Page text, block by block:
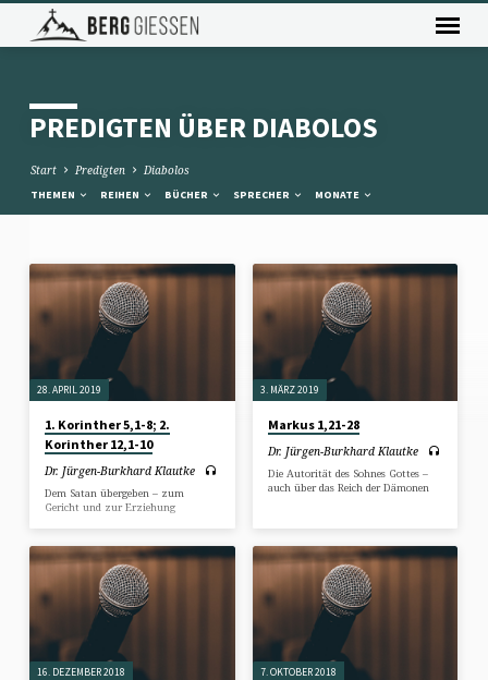
PREDIGTEN ÜBER DIABOLOS
Start Predigten Diabolos
THEMEN REIHEN BÜCHER SPRECHER MONATE
PREDIGTEN
ÜBER
DIABOLOS
28. APRIL 2019
1. Korinther 5,1-8; 2.
Korinther 12,1-10
Dr. Jürgen-Burkhard Klautke
Dem Satan übergeben – zum
Gericht und zur Erziehung
3. MÄRZ 2019
Markus 1,21-28
Dr. Jürgen-Burkhard Klautke
Die Autorität des Sohnes Gottes –
auch über das Reich der Dämonen
16. DEZEMBER 2018 7. OKTOBER 2018